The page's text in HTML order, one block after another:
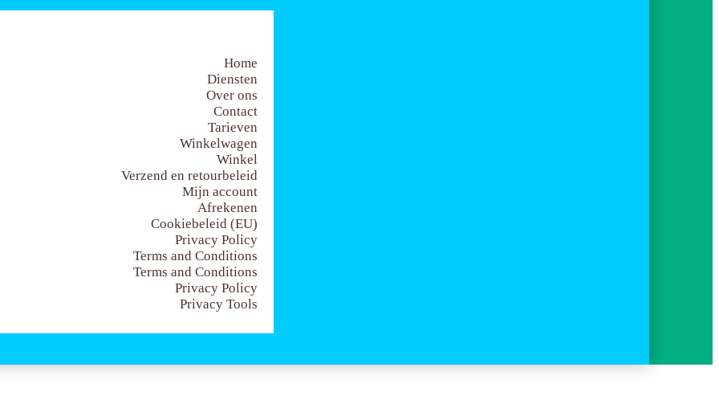
Home
Diensten
Over ons
Contact
Tarieven
Winkelwagen
Winkel
Verzend en retourbeleid
Mijn account
Afrekenen
Cookiebeleid (EU)
Privacy Policy
Terms and Conditions
Terms and Conditions
Privacy Policy
Privacy Tools